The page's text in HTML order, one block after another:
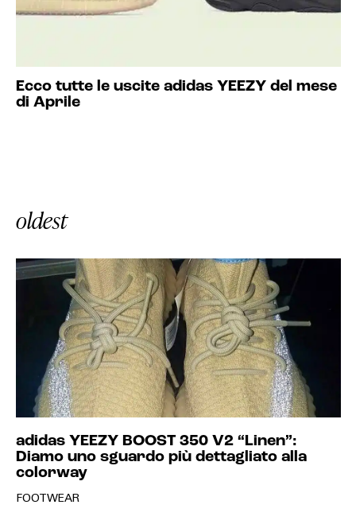
Ecco tutte le uscite adidas YEEZY del mese
di Aprile
oldest
adidas YEEZY BOOST 350 V2 “Linen”:
Diamo uno sguardo più dettagliato alla
colorway
FOOTWEAR